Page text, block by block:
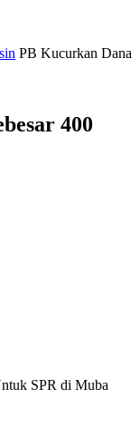
PB Kucurkan Dana
400
SPR di Muba